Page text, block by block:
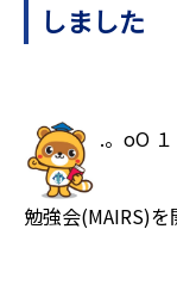
しました
.。oO
勉強会(MAIRS)